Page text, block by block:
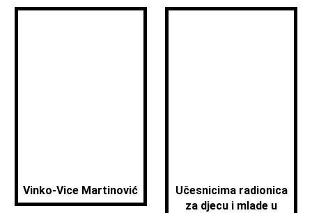
Vinko-Vice Martinović
Učesnicima radionica
za djecu i mlade u